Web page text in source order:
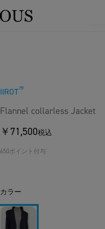
IIROT
Flannel collarless Jacket
￥71,500税込
650ポイント付与
カラー